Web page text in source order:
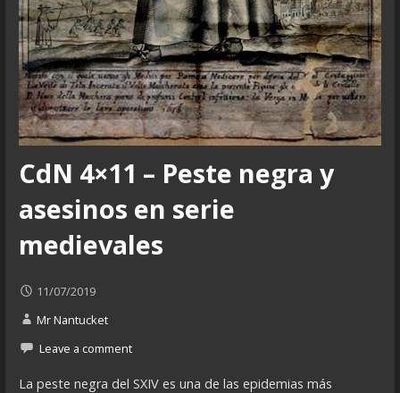
CdN 4×11 – Peste negra y
asesinos en serie
medievales
11/07/2019
Mr Nantucket
Leave a comment
La peste negra del SXIV es una de las epidemias más